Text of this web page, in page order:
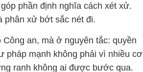
phần định nghĩa cách xét xử.
phân xử bớt sắc nét đi.
an, mà ở nguyên tắc: quyền
pháp mạnh không phải vì nhiều cơ
ranh không ai được bước qua.